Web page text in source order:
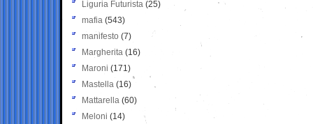
Liguria Futurista (25)
mafia (543)
manifesto (7)
Margherita (16)
Maroni (171)
Mastella (16)
Mattarella (60)
Meloni (14)